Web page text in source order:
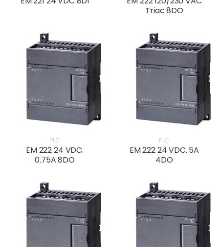
Triac 8DO
PLC
EM 222 24 VDC.
0.75A 8DO
PLC
EM 222 24 VDC. 5A
4DO